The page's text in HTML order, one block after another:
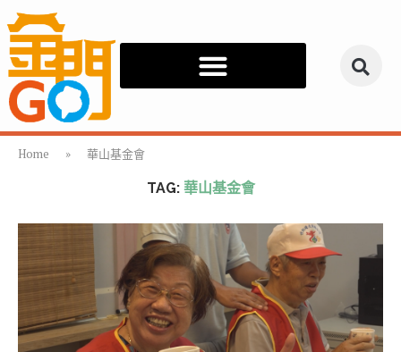
Home » 華山基金會
TAG: 華山基金會